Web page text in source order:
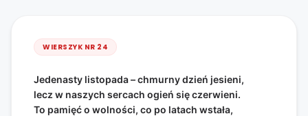
WIERSZYK NR 24
Jedenasty listopada – chmurny dzień jesieni,
lecz w naszych sercach ogień się czerwieni.
To pamięć o wolności, co po latach wstała,